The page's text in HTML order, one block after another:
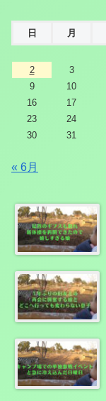
日 月
2
3
9
10
16
17
23
24
30
31
« 6月